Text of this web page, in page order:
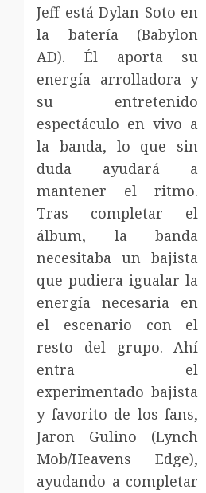
Jeff está Dylan Soto en
la batería (Babylon
AD). Él aporta su
energía arrolladora y
su entretenido
espectáculo en vivo a
la banda, lo que sin
duda ayudará a
mantener el ritmo.
Tras completar el
álbum, la banda
necesitaba un bajista
que pudiera igualar la
energía necesaria en
el escenario con el
resto del grupo. Ahí
entra el
experimentado bajista
y favorito de los fans,
Jaron Gulino (Lynch
Mob/Heavens Edge),
ayudando a completar